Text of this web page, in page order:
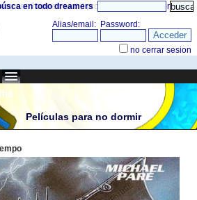
can happen and it probably will» directorio
en todo dreamers
Películas para no dormir